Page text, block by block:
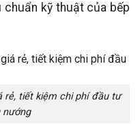
chuẩn kỹ thuật của bếp
rẻ, tiết kiệm chi phí đầu tư
nướng